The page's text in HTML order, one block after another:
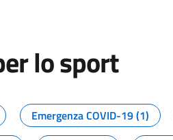
lo sport
dal
Emergenza COVID-19 (1)